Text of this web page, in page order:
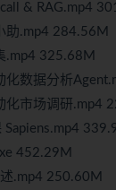
& RAG.mp4
助.mp4 284.56M
.mp4 325.68M
化数据分析
化市场调研.mp4
452.29M
.mp4 250.60M